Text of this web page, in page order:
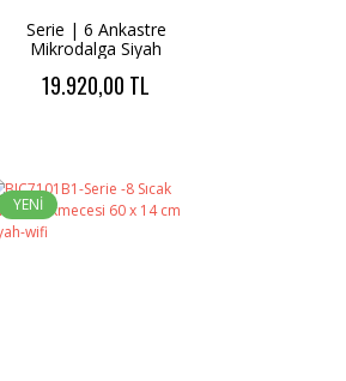
Serie | 6 Ankastre
Mikrodalga Siyah
19.920,00 TL
YENİ